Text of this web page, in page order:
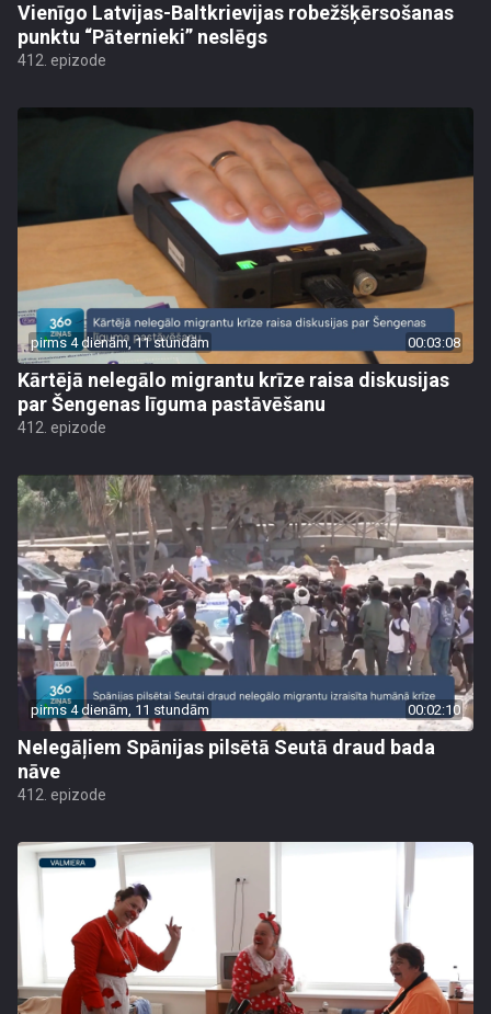
Vienīgo Latvijas-Baltkrievijas robežšķērsošanas
punktu “Pāternieki” neslēgs
412. epizode
pirms 4 dienām, 11 stundām 00:03:08
Kārtējā nelegālo migrantu krīze raisa diskusijas
par Šengenas līguma pastāvēšanu
412. epizode
pirms 4 dienām, 11 stundām 00:02:10
Nelegāļiem Spānijas pilsētā Seutā draud bada
nāve
412. epizode